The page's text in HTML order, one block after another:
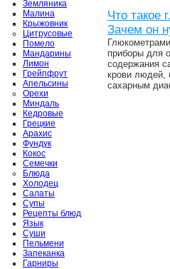
Земляника
Малина
Крыжовник
Цитрусовые
Помело
Мандарины
Лимон
Грейпфрут
Апельсины
Орехи
Миндаль
Кедровые
Грецкие
Арахис
Фундук
Кокос
Семечки
Блюда
Холодец
Салаты
Супы
Рецепты блюд
Язык
Суши
Пельмени
Запеканка
Гарниры
Что такое
Зачем он
приборы для
содержания
крови людей,
сахарным